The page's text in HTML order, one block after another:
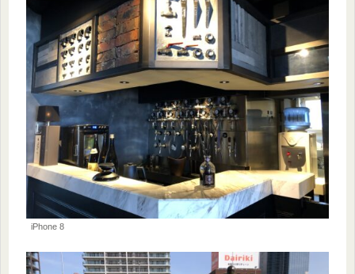
iPhone 8